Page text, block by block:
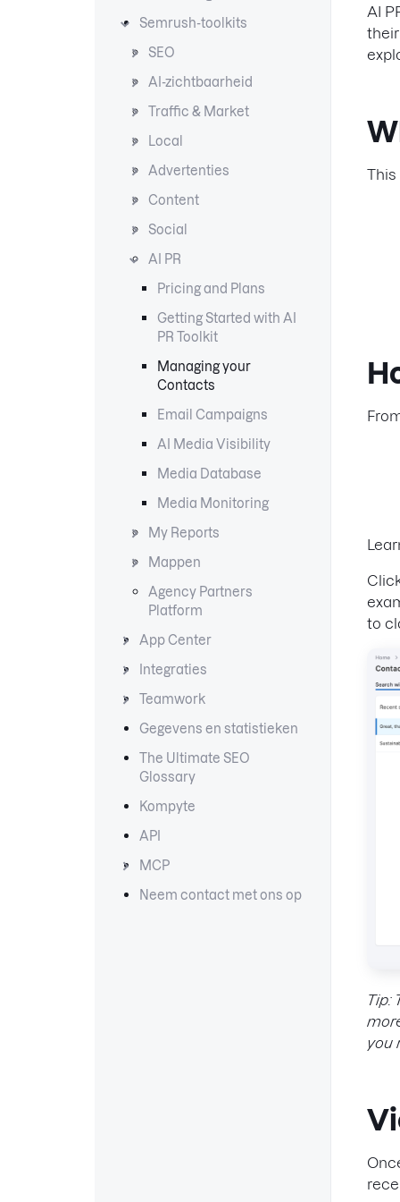
Semrush-toolkits
SEO
AI-zichtbaarheid
Traffic & Market
Local
Advertenties
Content
Social
AI PR
Pricing and Plans
Getting Started with AI
PR Toolkit
Managing your
Contacts
Email Campaigns
AI Media Visibility
Media Database
Media Monitoring
My Reports
Mappen
Agency Partners
Platform
App Center
Integraties
Teamwork
Gegevens en statistieken
The Ultimate SEO
Glossary
Kompyte
API
MCP
Neem contact met ons op
AI
to
Tip:
you